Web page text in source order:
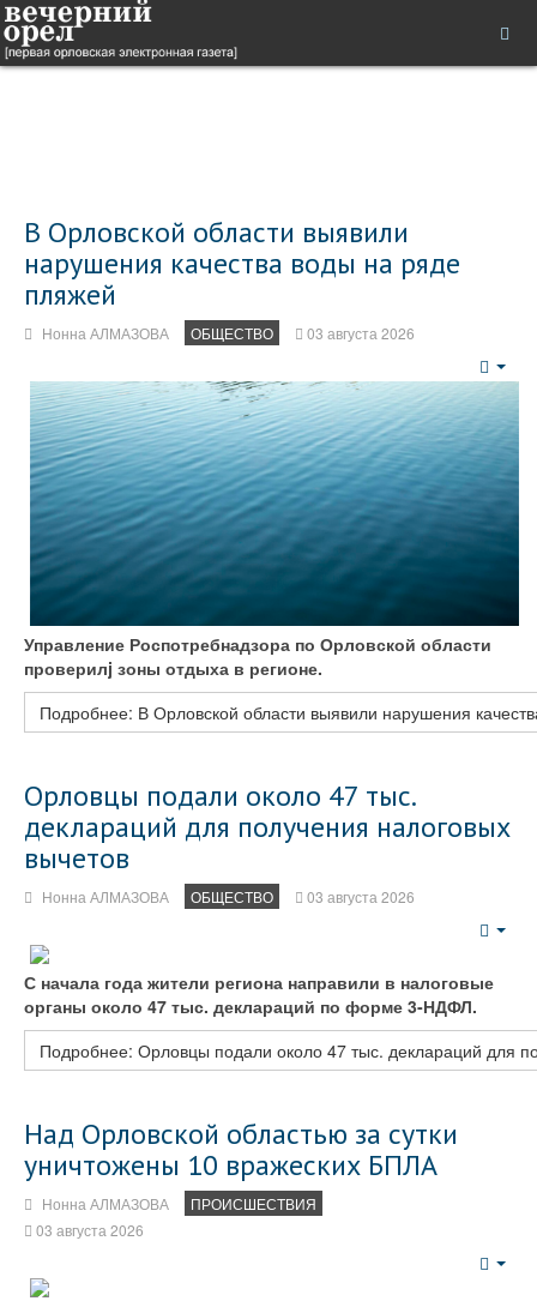
В Орловской области выявили
нарушения качества воды на ряде
пляжей
Нонна АЛМАЗОВА ОБЩЕСТВО 03 августа 2026
Управление Роспотребнадзора по Орловской области
проверилj зоны отдыха в регионе.
Подробнее: В Орловской области выявили нарушения
Орловцы подали около 47 тыс.
деклараций для получения налоговых
вычетов
Нонна АЛМАЗОВА ОБЩЕСТВО 03 августа 2026
С начала года жители региона направили в налоговые
органы около 47 тыс. деклараций по форме 3‑НДФЛ.
Подробнее: Орловцы подали около 47 тыс. деклараций для
Над Орловской областью за сутки
уничтожены 10 вражеских БПЛА
Нонна АЛМАЗОВА
ПРОИСШЕСТВИЯ
03 августа 2026